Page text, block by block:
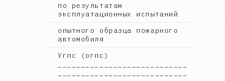
по результатам
эксплуатационных испытаний
опытного образца пожарного
автомобиля
Угпс (огпс)